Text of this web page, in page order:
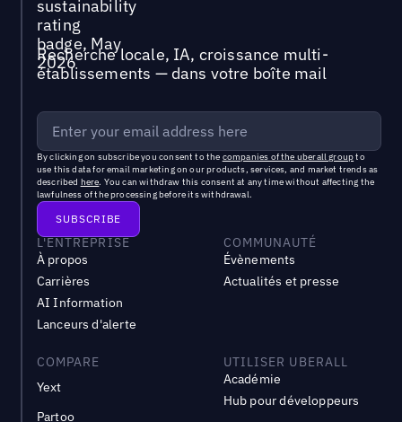
Recherche locale, IA, croissance multi-
établissements — dans votre boîte mail
By clicking on subscribe you consent to the companies of the uberall groupto
use this data for email marketing on our products, services, and market trends as
described here. You can withdraw this consent at any time without affecting the
lawfulness of the processing before its withdrawal.
L'ENTREPRISE
À propos
Carrières
AI Information
Lanceurs d'alerte
COMMUNAUTÉ
Évènements
Actualités et presse
COMPARE
Yext
Partoo
UTILISER UBERALL
Académie
Hub pour développeurs